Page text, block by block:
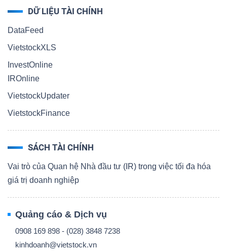
DỮ LIỆU TÀI CHÍNH
DataFeed
VietstockXLS
InvestOnline
IROnline
VietstockUpdater
VietstockFinance
SÁCH TÀI CHÍNH
Vai trò của Quan hệ Nhà đầu tư (IR) trong việc tối đa hóa
giá trị doanh nghiệp
Quảng cáo & Dịch vụ
0908 169 898 - (028) 3848 7238
kinhdoanh@vietstock.vn